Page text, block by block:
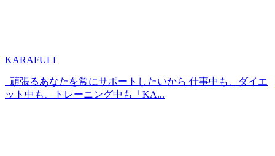
KARAFULL
頑張るあなたを常にサポートしたいから 仕事中も、ダイエ
ット中も、トレーニング中も「KA...